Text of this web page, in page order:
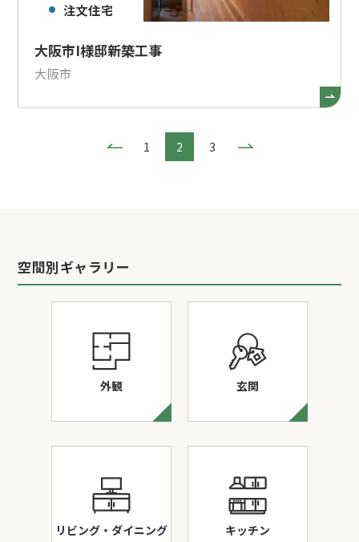
注文住宅
大阪市I様邸新築工事
大阪市
1 2 3
空間別ギャラリー
外観 玄関
リビング・ダイニング キッチン